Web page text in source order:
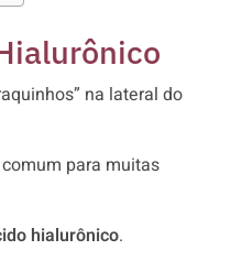
na lateral do
para muitas
hialurônico.